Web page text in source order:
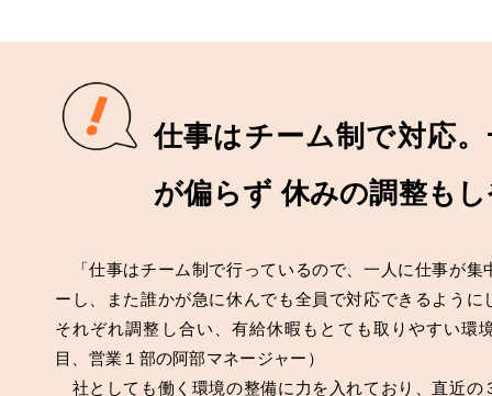
仕事はチーム制で対応
が偏らず 休みの調整も
「仕事はチーム制で行っているので、一人に仕事が集
ーし、また誰かが急に休んでも全員で対応できるように
それぞれ調整し合い、有給休暇もとても取りやすい環
目、営業１部の阿部マネージャー）
社としても働く環境の整備に力を入れており、直近の